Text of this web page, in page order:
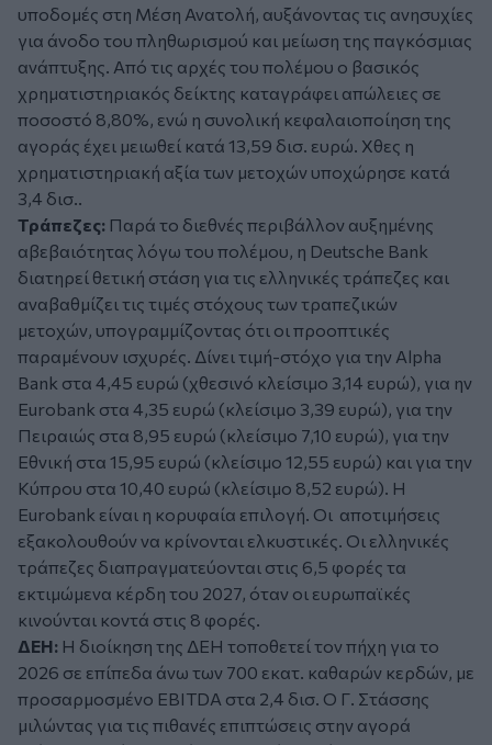
υποδομές στη Μέση Ανατολή, αυξάνοντας τις ανησυχίες
για άνοδο του πληθωρισμού και μείωση της παγκόσμιας
ανάπτυξης. Από τις αρχές του πολέμου ο βασικός
χρηματιστηριακός δείκτης καταγράφει απώλειες σε
ποσοστό 8,80%, ενώ η συνολική κεφαλαιοποίηση της
αγοράς έχει μειωθεί κατά 13,59 δισ. ευρώ. Χθες η
χρηματιστηριακή αξία των μετοχών υποχώρησε κατά
3,4 δισ..
Τράπεζες: Παρά το διεθνές περιβάλλον αυξημένης
αβεβαιότητας λόγω του πολέμου, η Deutsche Bank
διατηρεί θετική στάση για τις ελληνικές τράπεζες και
αναβαθμίζει τις τιμές στόχους των τραπεζικών
μετοχών, υπογραμμίζοντας ότι οι προοπτικές
παραμένουν ισχυρές. Δίνει τιμή-στόχο για την Alpha
Bank στα 4,45 ευρώ (χθεσινό κλείσιμο 3,14 ευρώ), για ην
Eurobank στα 4,35 ευρώ (κλείσιμο 3,39 ευρώ), για την
Πειραιώς στα 8,95 ευρώ (κλείσιμο 7,10 ευρώ), για την
Εθνική στα 15,95 ευρώ (κλείσιμο 12,55 ευρώ) και για την
Κύπρου στα 10,40 ευρώ (κλείσιμο 8,52 ευρώ). Η
Eurobank είναι η κορυφαία επιλογή. Οι αποτιμήσεις
εξακολουθούν να κρίνονται ελκυστικές. Οι ελληνικές
τράπεζες διαπραγματεύονται στις 6,5 φορές τα
εκτιμώμενα κέρδη του 2027, όταν οι ευρωπαϊκές
κινούνται κοντά στις 8 φορές.
ΔΕΗ: Η διοίκηση της ΔΕΗ τοποθετεί τον πήχη για το
2026 σε επίπεδα άνω των 700 εκατ. καθαρών κερδών, με
προσαρμοσμένο EBITDA στα 2,4 δισ. Ο Γ. Στάσσης
μιλώντας για τις πιθανές επιπτώσεις στην αγορά